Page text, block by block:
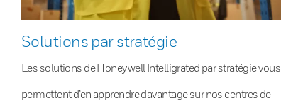
Solutions par stratégie
Les solutions de Honeywell Intelligrated par stratégie vous
permettent d’en apprendre davantage sur nos centres de